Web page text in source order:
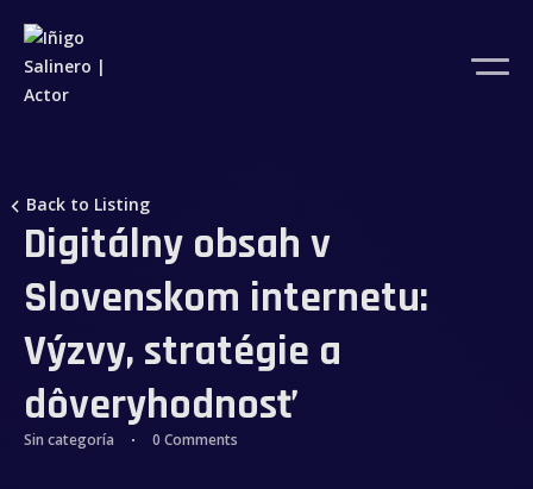
Back to Listing
Digitálny obsah v
Slovenskom internetu:
Výzvy, stratégie a
dôveryhodnosť
Sin categoría 0 Comments